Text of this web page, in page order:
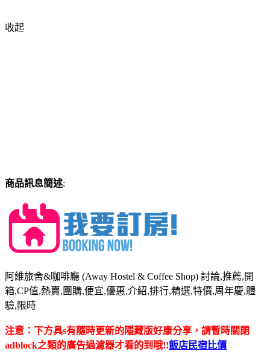
收起
商品訊息簡述:
阿維旅舍&咖啡廳 (Away Hostel & Coffee Shop) 討論,推薦,開
箱,CP值,熱賣,團購,便宜,優惠,介紹,排行,精選,特價,周年慶,體
驗,限時
注意：下方具s有隨時更新的隱藏版好康分享，請暫時關閉
adblock之類的廣告過濾器才看的到哦!!飯店民宿比價